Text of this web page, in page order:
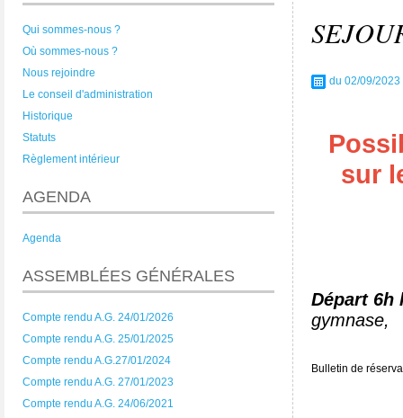
Qui sommes-nous ?
Où sommes-nous ?
Nous rejoindre
Le conseil d'administration
Historique
Statuts
Règlement intérieur
AGENDA
Agenda
ASSEMBLÉES GÉNÉRALES
Compte rendu A.G. 24/01/2026
Compte rendu A.G. 25/01/2025
Compte rendu A.G.27/01/2024
Compte rendu A.G. 27/01/2023
Compte rendu A.G. 24/06/2021
du 02/09/
sur
Départ 6h
gymnase,
Bulletin de